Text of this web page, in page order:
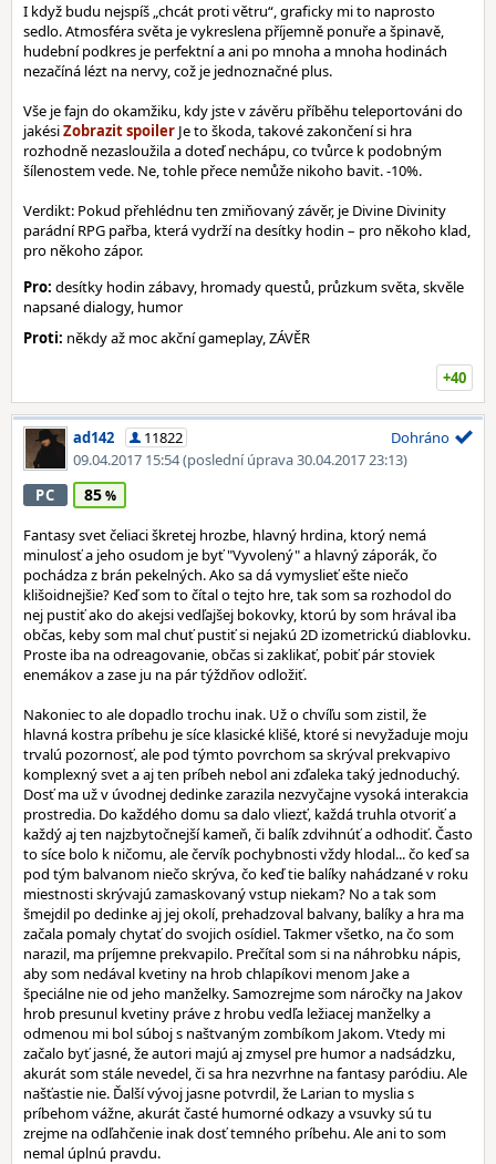
I když budu nejspíš „chcát proti větru“, graficky mi to naprosto
sedlo. Atmosféra světa je vykreslena příjemně ponuře a špinavě,
hudební podkres je perfektní a ani po mnoha a mnoha hodinách
nezačíná lézt na nervy, což je jednoznačné plus.
Vše je fajn do okamžiku, kdy jste v závěru příběhu teleportováni do
jakési
Je to škoda, takové zakončení si hra
rozhodně nezasloužila a doteď nechápu, co tvůrce k podobným
šílenostem vede. Ne, tohle přece nemůže nikoho bavit. -10%.
Verdikt: Pokud přehlédnu ten zmiňovaný závěr, je Divine Divinity
parádní RPG pařba, která vydrží na desítky hodin – pro někoho klad,
pro někoho zápor.
Pro: desítky hodin zábavy, hromady questů, průzkum světa, skvěle
napsané dialogy, humor
Proti: někdy až moc akční gameplay, ZÁVĚR
+40
ad142
11822
09.04.2017 15:54(poslední úprava 30.04.2017 23:13)
Dohráno
PC 85
Fantasy svet čeliaci škretej hrozbe, hlavný hrdina, ktorý nemá
minulosť a jeho osudom je byť "Vyvolený" a hlavný záporák, čo
pochádza z brán pekelných. Ako sa dá vymyslieť ešte niečo
klišoidnejšie? Keď som to čítal o tejto hre, tak som sa rozhodol do
nej pustiť ako do akejsi vedľajšej bokovky, ktorú by som hrával iba
občas, keby som mal chuť pustiť si nejakú 2D izometrickú diablovku.
Proste iba na odreagovanie, občas si zaklikať, pobiť pár stoviek
enemákov a zase ju na pár týždňov odložiť.
Nakoniec to ale dopadlo trochu inak. Už o chvíľu som zistil, že
hlavná kostra príbehu je síce klasické klišé, ktoré si nevyžaduje moju
trvalú pozornosť, ale pod týmto povrchom sa skrýval prekvapivo
komplexný svet a aj ten príbeh nebol ani zďaleka taký jednoduchý.
Dosť ma už v úvodnej dedinke zarazila nezvyčajne vysoká interakcia
prostredia. Do každého domu sa dalo vliezť, každá truhla otvoriť a
každý aj ten najzbytočnejší kameň, či balík zdvihnúť a odhodiť. Často
to síce bolo k ničomu, ale červík pochybnosti vždy hlodal... čo keď sa
pod tým balvanom niečo skrýva, čo keď tie balíky nahádzané v roku
miestnosti skrývajú zamaskovaný vstup niekam? No a tak som
šmejdil po dedinke aj jej okolí, prehadzoval balvany, balíky a hra ma
začala pomaly chytať do svojich osídiel. Takmer všetko, na čo som
narazil, ma príjemne prekvapilo. Prečítal som si na náhrobku nápis,
aby som nedával kvetiny na hrob chlapíkovi menom Jake a
špeciálne nie od jeho manželky. Samozrejme som náročky na Jakov
hrob presunul kvetiny práve z hrobu vedľa ležiacej manželky a
odmenou mi bol súboj s naštvaným zombíkom Jakom. Vtedy mi
začalo byť jasné, že autori majú aj zmysel pre humor a nadsádzku,
akurát som stále nevedel, či sa hra nezvrhne na fantasy paródiu. Ale
našťastie nie. Ďalší vývoj jasne potvrdil, že Larian to myslia s
príbehom vážne, akurát časté humorné odkazy a vsuvky sú tu
zrejme na odľahčenie inak dosť temného príbehu. Ale ani to som
nemal úplnú pravdu.